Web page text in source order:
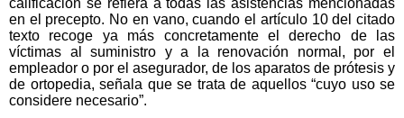
calificación se refiera a todas las asistencias mencionadas
en el precepto. No en vano, cuando el artículo 10 del citado
texto recoge ya más concretamente el derecho de las
víctimas al suministro y a la renovación normal, por el
empleador o por el asegurador, de los aparatos de prótesis y
de ortopedia, señala que se trata de aquellos “cuyo uso se
considere necesario”.